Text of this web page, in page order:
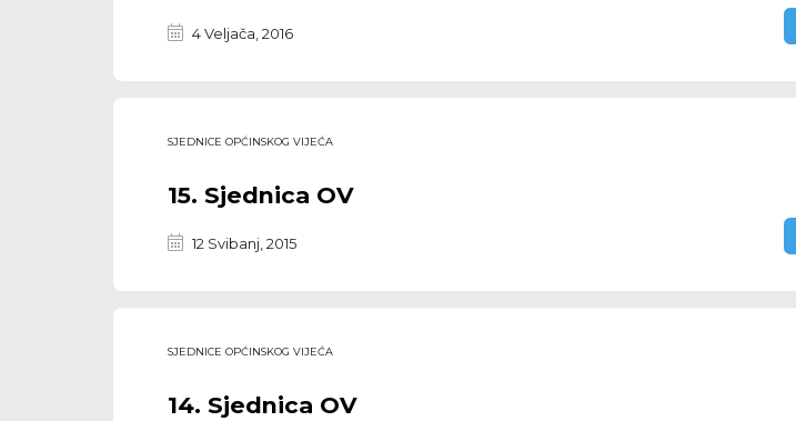
4 Veljača, 2016
SJEDNICE OPĆINSKOG VIJEĆA
15. Sjednica OV
12 Svibanj, 2015
SJEDNICE OPĆINSKOG VIJEĆA
14. Sjednica OV